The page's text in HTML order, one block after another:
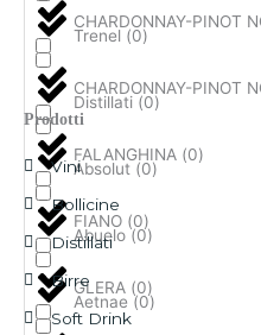
Trenel (0)
Distillati (0)
Absolut (0)
Abuelo (0)
Aetnae (0)
CHARDONNAY-PINOT
CHARDONNAY-PINOT
FALANGHINA (0)
FIANO (0)
GLERA (0)
Prodotti
Vini
Bollicine
Distillati
Birre
Soft Drink